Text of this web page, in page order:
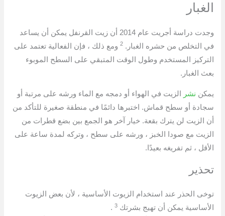
الغبار
وجدت دراسة أجريت عام 2014 أن زيت القرنفل يمكن أن يساعد
في التخلص من حشره الغبار.2 ومع ذلك ، فإن الفعالية تعتمد على
التركيز المستخدم وطول الوقت المتبقي على السطح الموبوء
بعث الغبار.
يمكن نشر
الزيت في الهواء أو دمجه مع الماء ورشه على مرتبة أو
سجادة أو سطح قماش. اختبرها دائمًا في منطقة صغيرة للتأكد من
أن الزيت لن يترك بقعة. خيار آخر هو الجمع بين بضع قطرات من
الزيت مع صودا الخبز ، ورشه على سطح ، وتركه لمدة ساعة على
الأقل ، ثم تفريغه بعيدًا.
تحذير
توخى الحذر عند استخدام الزيوت الأساسية ، لأن بعض الزيوت
الأساسية يمكن أن تهيج بشرتك3
.